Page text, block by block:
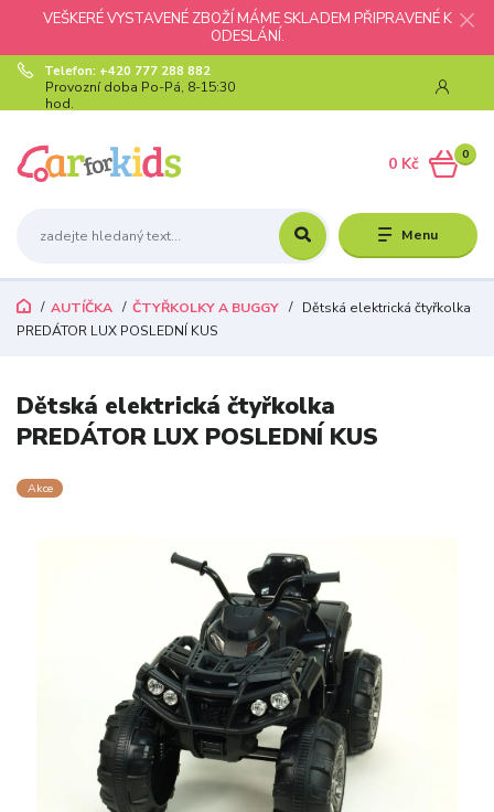
VEŠKERÉ VYSTAVENÉ ZBOŽÍ MÁME SKLADEM PŘIPRAVENÉ K
ODESLÁNÍ.
Menu
Telefon: +420 777 288 882
Provozní doba Po-Pá, 8-15:30
hod.
0
0 Kč
AUTÍČKA ČTYŘKOLKY A BUGGY
Dětská elektrická čtyřkolka
PREDÁTOR LUX POSLEDNÍ KUS
Dětská elektrická čtyřkolka
PREDÁTOR LUX POSLEDNÍ KUS
Akce